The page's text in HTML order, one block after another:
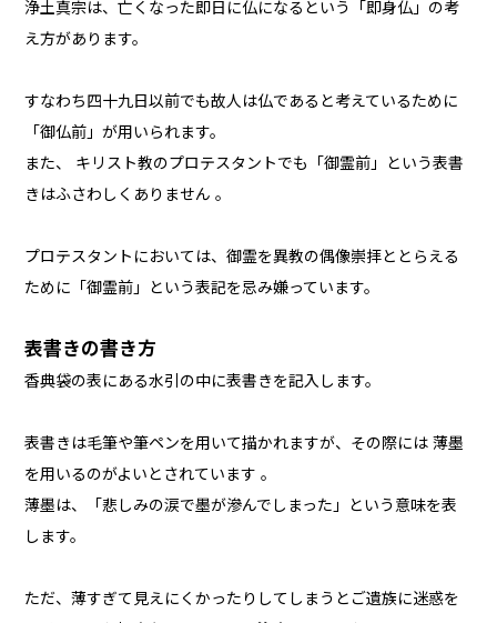
浄土真宗は、亡くなった即日に仏になるという「即身仏」の考
え方があります。
すなわち四十九日以前でも故人は仏であると考えているために
「御仏前」が用いられます。
また、 キリスト教のプロテスタントでも「御霊前」という表書
きはふさわしくありません 。
プロテスタントにおいては、御霊を異教の偶像崇拝ととらえる
ために「御霊前」という表記を忌み嫌っています。
表書きの書き方
香典袋の表にある水引の中に表書きを記入します。
表書きは毛筆や筆ペンを用いて描かれますが、その際には 薄墨
を用いるのがよいとされています 。
薄墨は、「悲しみの涙で墨が滲んでしまった」という意味を表
します。
ただ、薄すぎて見えにくかったりしてしまうとご遺族に迷惑を